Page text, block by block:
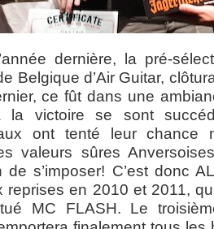
dernière, la pré-
Belgique d’Air Guitar,
ce fût dans une
la victoire se sont
ont tenté leur chance
valeurs sûres
de s’imposer! C’est donc
reprises en 2010 et 2011,
MC FLASH. Le